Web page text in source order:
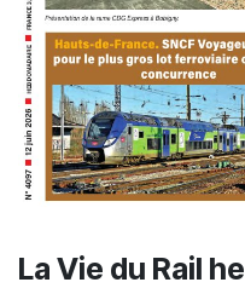
La Vie du Rail